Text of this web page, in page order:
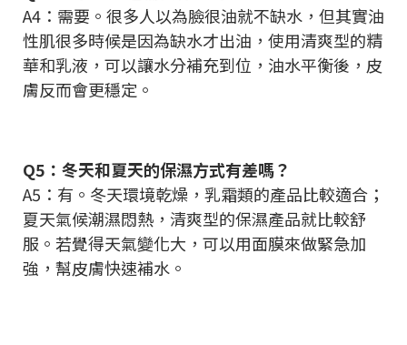
A4：需要。很多人以為臉很油就不缺水，但其實油
性肌很多時候是因為缺水才出油，使用清爽型的精
華和乳液，可以讓水分補充到位，油水平衡後，皮
膚反而會更穩定。
Q5：冬天和夏天的保濕方式有差嗎？
A5：有。冬天環境乾燥，乳霜類的產品比較適合；
夏天氣候潮濕悶熱，清爽型的保濕產品就比較舒
服。若覺得天氣變化大，可以用面膜來做緊急加
強，幫皮膚快速補水。